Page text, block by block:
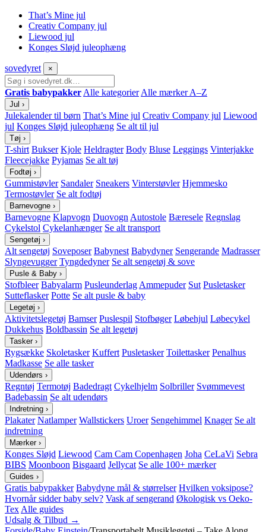
That’s Mine jul
Creativ Company jul
Liewood jul
Konges Sløjd juleophæng
sovedyret ×
Gratis babypakker Alle kategorier Alle mærker A–Z
Jul ›
Julekalender til børn That’s Mine jul Creativ Company jul Liewood
jul Konges Sløjd juleophæng Se alt til jul
Tøj ›
T-shirt Bukser Kjole Heldragter Body Bluse Leggings Vinterjakke
Fleecejakke Pyjamas Se alt tøj
Fodtøj ›
Gummistøvler Sandaler Sneakers Vinterstøvler Hjemmesko
Termostøvler Se alt fodtøj
Barnevogne ›
Barnevogne Klapvogn Duovogn Autostole Bæresele Regnslag
Cykelstol Cykelanhænger Se alt transport
Sengetøj ›
Alt sengetøj Soveposer Babynest Babydyner Sengerande Madrasser
Slyngevugger Tyngdedyner Se alt sengetøj & sove
Pusle & Baby ›
Stofbleer Babyalarm Pusleunderlag Ammepuder Sut Pusletasker
Sutteflasker Potte Se alt pusle & baby
Legetøj ›
Aktivitetslegetøj Bamser Puslespil Stofbøger Løbehjul Løbecykel
Dukkehus Boldbassin Se alt legetøj
Tasker ›
Rygsække Skoletasker Kuffert Pusletasker Toilettasker Penalhus
Madkasse Se alle tasker
Udendørs ›
Regntøj Termotøj Badedragt Cykelhjelm Solbriller Svømmevest
Badebassin Se alt udendørs
Indretning ›
Plakater Natlamper Wallstickers Uroer Sengehimmel Knager Se alt
indretning
Mærker ›
Konges Sløjd Liewood Cam Cam Copenhagen Joha CeLaVi Sebra
BIBS Moonboon Bisgaard Jellycat Se alle 100+ mærker
Guides ›
Gratis babypakker Babydyne mål & størrelser Hvilken voksipose?
Hvornår sidder baby selv? Vask af sengerand Økologisk vs Oeko-
Tex Alle guides
Udsalg & Tilbud →